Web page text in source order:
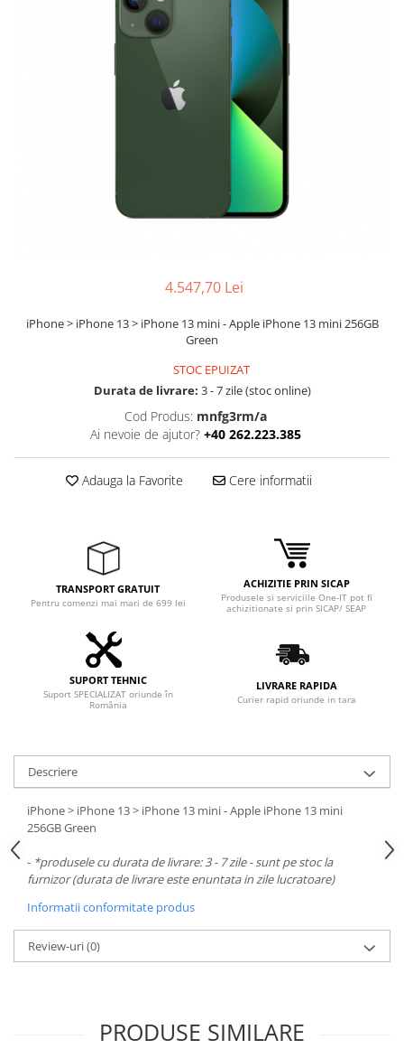
Smartphone IPhone
4.547,70 Lei
iPhone > iPhone 13 > iPhone 13 mini - Apple iPhone 13 mini 256GB
Green
STOC EPUIZAT
Durata de livrare: 3 - 7 zile (stoc online)
Cod Produs: mnfg3rm/a
Ai nevoie de ajutor? +40 262.223.385
Adauga la Favorite Cere informatii
TRANSPORT GRATUIT
Pentru comenzi mai mari de 699 lei
ACHIZITIE PRIN SICAP
Produsele si serviciile One-IT pot fi
achizitionate si prin SICAP/ SEAP
SUPORT TEHNIC
Suport SPECIALIZAT oriunde în
România
LIVRARE RAPIDA
Curier rapid oriunde in tara
Descriere
iPhone > iPhone 13 > iPhone 13 mini - Apple iPhone 13 mini
256GB Green
- *produsele cu durata de livrare: 3 - 7 zile - sunt pe stoc la
furnizor (durata de livrare este enuntata in zile lucratoare)
Informatii conformitate produs
Review-uri(0)
PRODUSE SIMILARE